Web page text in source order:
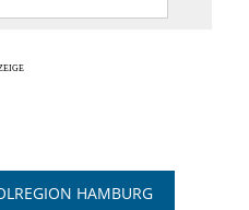
HAMBURG